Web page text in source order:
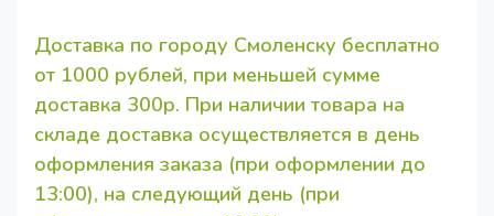
Доставка по городу Смоленску бесплатно
от 1000 рублей, при меньшей сумме
доставка 300р. При наличии товара на
складе доставка осуществляется в день
оформления заказа (при оформлении до
13:00), на следующий день (при